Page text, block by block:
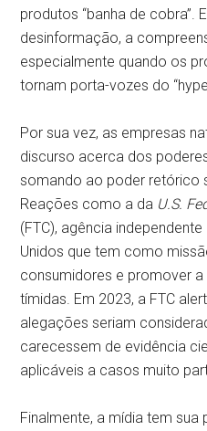
produtos “banha de cobra”.
desinformação, a
especialmente quando os
tornam porta-vozes do
Por sua vez, as empresas
discurso acerca dos
somando ao poder retórico
Reações como a da U.S.
(FTC), agência
Unidos que tem como
consumidores e promover
tímidas. Em 2023, a FTC
alegações seriam
carecessem de evidência
aplicáveis a casos muito
Finalmente, a mídia tem